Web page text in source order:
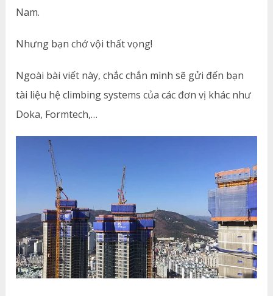
Nam.
Nhưng bạn chớ vội thất vọng!
Ngoài bài viết này, chắc chắn mình sẽ gửi đến bạn
tài liệu hệ climbing systems của các đơn vị khác như
Doka, Formtech,…